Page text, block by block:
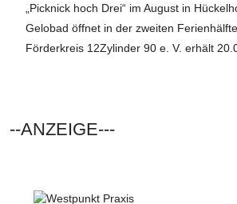
„Picknick hoch Drei“ im August in
Gelobad öffnet in der zweiten
Förderkreis 12Zylinder 90 e. V. erhält
--ANZEIGE---